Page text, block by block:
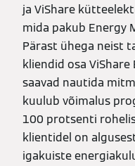
ja ViShare
mida pakub Energy
Pärast ühega neist
kliendid osa
saavad nautida
kuulub võimalus
100 protsenti
klientidel on
igakuiste